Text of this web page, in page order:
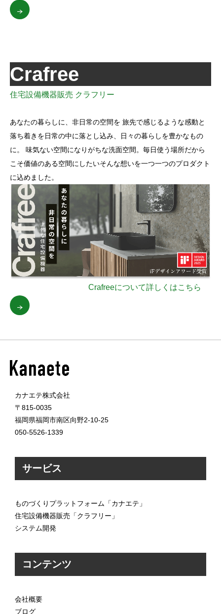
Crafree
住宅設備機器販売 クラフリー
あなたの暮らしに、非日常の空間を 旅先で感じるような感動と
落ち着きを日常の中に落とし込み、日々の暮らしを豊かなもの
に。 味気ない空間になりがちな洗面空間。毎日使う場所だから
こそ価値のある空間にしたいそんな想いを一つ一つのプロダクト
に込めました。
Crafreeについて詳しくはこちら
カナエテ株式会社
〒815-0035
福岡県福岡市南区向野2-10-25
050-5526-1339
サービス
ものづくりプラットフォーム「カナエテ」
住宅設備機器販売「クラフリー」
システム開発
コンテンツ
会社概要
ブログ